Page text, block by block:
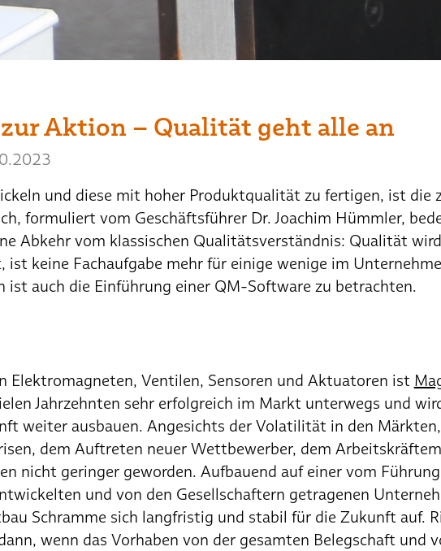
Aktion – Qualität geht alle an
und diese mit hoher Produktqualität zu fertigen, ist die
formuliert vom Geschäftsführer Dr. Joachim Hümmler,
Abkehr vom klassischen Qualitätsverständnis: Qualität
keine Fachaufgabe mehr für einige wenige im
ist auch die Einführung einer QM-Software zu betrachten.
Elektromagneten, Ventilen, Sensoren und Aktuatoren ist
Jahrzehnten sehr erfolgreich im Markt unterwegs und
weiter ausbauen. Angesichts der Volatilität in den
dem Auftreten neuer Wettbewerber, dem
nicht geringer geworden. Aufbauend auf einer vom
und von den Gesellschaftern getragenen
Schramme sich langfristig und stabil für die Zukunft auf.
wenn das Vorhaben von der gesamten Belegschaft und